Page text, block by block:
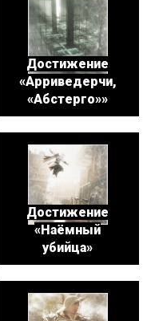
Достижение
«Арриведерчи,
«Абстерго»»
Достижение
«Наёмный
убийца»